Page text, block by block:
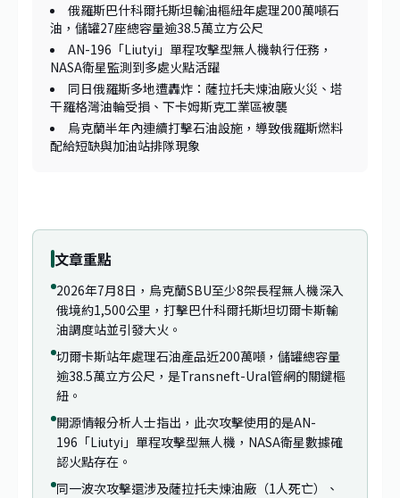
俄羅斯巴什科爾托斯坦輸油樞紐年處理200萬噸石
油，儲罐27座總容量逾38.5萬立方公尺
AN-196「Liutyi」單程攻擊型無人機執行任務，
NASA衛星監測到多處火點活躍
同日俄羅斯多地遭轟炸：薩拉托夫煉油廠火災、塔
干羅格灣油輪受損、下卡姆斯克工業區被襲
烏克蘭半年內連續打擊石油設施，導致俄羅斯燃料
配給短缺與加油站排隊現象
文章重點
2026年7月8日，烏克蘭SBU至少8架長程無人機深入
俄境約1,500公里，打擊巴什科爾托斯坦切爾卡斯輸
油調度站並引發大火。
切爾卡斯站年處理石油產品近200萬噸，儲罐總容量
逾38.5萬立方公尺，是Transneft-Ural管網的關鍵樞
紐。
開源情報分析人士指出，此次攻擊使用的是AN-
196「Liutyi」單程攻擊型無人機，NASA衛星數據確
認火點存在。
同一波次攻擊還涉及薩拉托夫煉油廠（1人死亡）、